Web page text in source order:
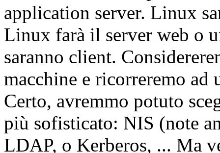
application server. Linux
Linux farà il server web o
saranno client.
macchine e ricorreremo
Certo, avremmo potuto
più sofisticato: NIS (note
LDAP, o Kerberos, ... Ma